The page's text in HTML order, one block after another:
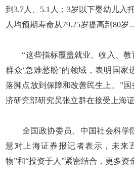
到3.7人、5.1人；3岁以下婴幼儿入
人均预期寿命从79.25岁提高到80
“这些指标覆盖就业、收入、教
群众‘急难愁盼’的领域，表明国家
落脚点放到保障和改善民生上。”
济研究部研究员张立群在接受上海
全国政协委员、中国社会科学
慧对上海证券报记者表示，未来
物”和“投资于人”紧密结合，更多资